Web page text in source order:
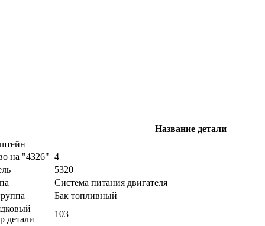
Название детали
на "4326" 4
5320
Cистема питания двигателя
Бак топливный
детали
103